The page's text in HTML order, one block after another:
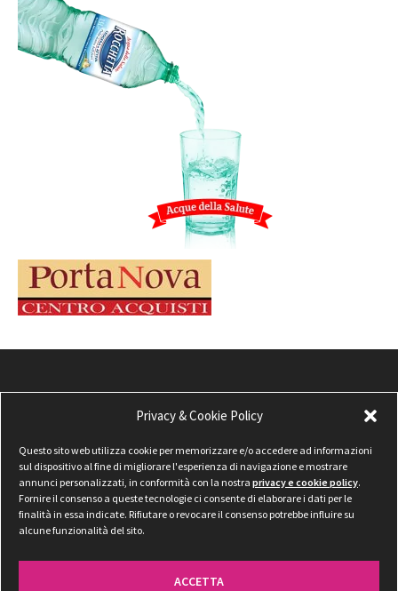
Privacy & Cookie Policy
Questo sito web utilizza cookie per memorizzare e/o accedere ad informazioni
sul dispositivo al fine di migliorare l'esperienza di navigazione e mostrare
annunci personalizzati, in conformità con la nostra privacy e cookie policy.
Fornire il consenso a queste tecnologie ci consente di elaborare i dati per le
finalità in essa indicate. Rifiutare o revocare il consenso potrebbe influire su
alcune funzionalità del sito.
ACCETTA